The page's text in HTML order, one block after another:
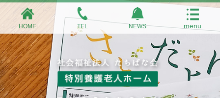
HOME TEL NEWS